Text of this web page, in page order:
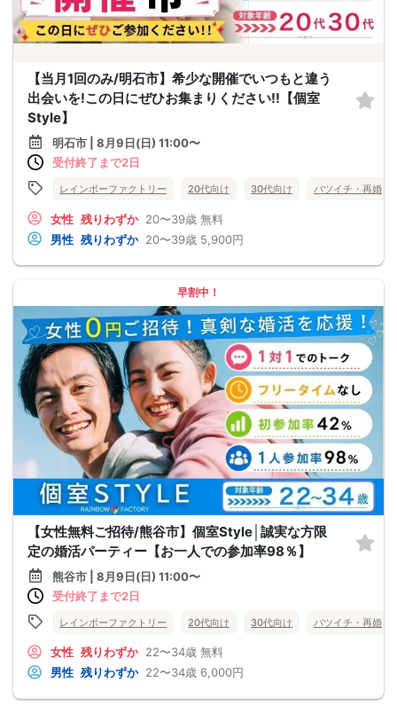
【当月1回のみ/明石市】希少な開催でいつもと違う
出会いを!この日にぜひお集まりください!!【個室
Style】
明石市 | 8月9日(日) 11:00〜
受付終了まで2日
レインボーファクトリー 20代向け 30代向け バツイチ・再婚
女性 残りわずか 20〜39歳 無料
男性 残りわずか 20〜39歳 5,900円
早割中！
【女性無料ご招待/熊谷市】個室Style│誠実な方限
定の婚活パーティー【お一人での参加率98％】
熊谷市 | 8月9日(日) 11:00〜
受付終了まで2日
レインボーファクトリー 20代向け 30代向け バツイチ・再婚
女性 残りわずか 22〜34歳 無料
男性 残りわずか 22〜34歳 6,000円